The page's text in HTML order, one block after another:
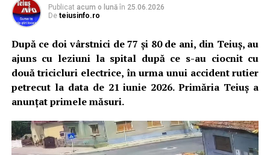
Adaugă teiusinfo.ro ca sursă
preferată pe Google
Urmărește Ziarul Unirea pe Social Media
Urmărește Ziarul Unirea pe Social Media
Publicat acum o lună în 25.06.2026
De teiusinfo.ro
După ce doi vârstnici de 77 și 80 de ani, din Teiuș, au
ajuns cu leziuni la spital după ce s-au ciocnit cu
două tricicluri electrice, în urma unui accident rutier
petrecut la data de 21 iunie 2026. Primăria Teiuș a
anunțat primele măsuri.